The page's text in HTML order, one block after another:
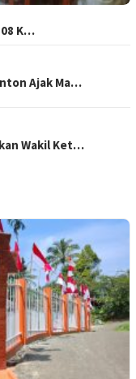
K…
Ajak Ma…
Wakil Ket…